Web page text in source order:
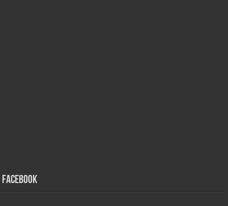
Facebook